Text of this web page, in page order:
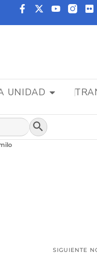
UNIDAD
Botón de
SIGUIENTE